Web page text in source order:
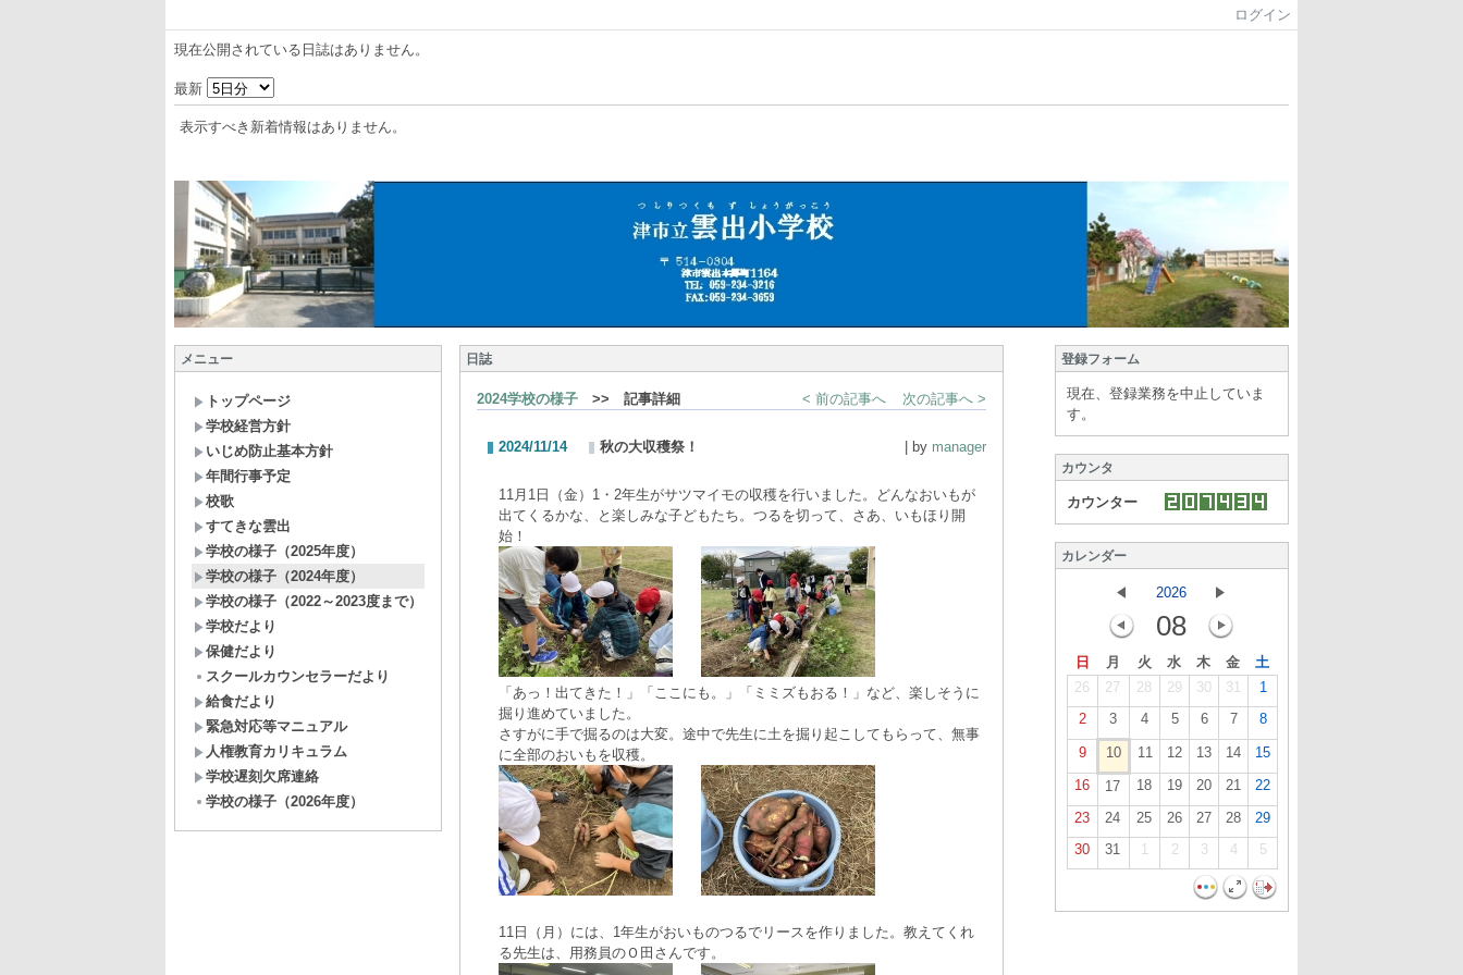
ログイン
現在公開されている日誌はありません。
最新
表示すべき新着情報はありません。
メニュー
トップページ
学校経営方針
いじめ防止基本方針
年間行事予定
校歌
すてきな雲出
学校の様子（2025年度）
学校の様子（2024年度）
学校の様子（2022～2023度まで）
学校だより
保健だより
スクールカウンセラーだより
給食だより
緊急対応等マニュアル
人権教育カリキュラム
学校遅刻欠席連絡
学校の様子（2026年度）
日誌
2024学校の様子 >> 記事詳細 < 前の記事へ 次の記事へ >
2024/11/14 秋の大収穫祭！ | by manager
11月1日（金）1・2年生がサツマイモの収穫を行いました。どんなおいもが
出てくるかな、と楽しみな子どもたち。つるを切って、さあ、いもほり開
始！
「あっ！出てきた！」「ここにも。」「ミミズもおる！」など、楽しそうに
掘り進めていました。
さすがに手で掘るのは大変。途中で先生に土を掘り起こしてもらって、無事
に全部のおいもを収穫。
11日（月）には、1年生がおいものつるでリースを作りました。教えてくれ
る先生は、用務員のＯ田さんです。
登録フォーム
現在、登録業務を中止していま
す。
カウンタ
カウンター
カレンダー
2026
08
日 月 火 水 木 金
土
26
27 28 29 30 31
1
2
3 4 5 6 7 8
9 10 11 12 13 14
15
16
17 18 19 20 21
22
23
24 25 26 27 28
29
30
31 1 2 3 4 5